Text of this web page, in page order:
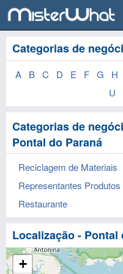
Categorias de
A B C D E F G H
U
Categorias de
Pontal do Paraná
Reciclagem de Materiais
Representantes
Restaurante
Localização - Pontal
+